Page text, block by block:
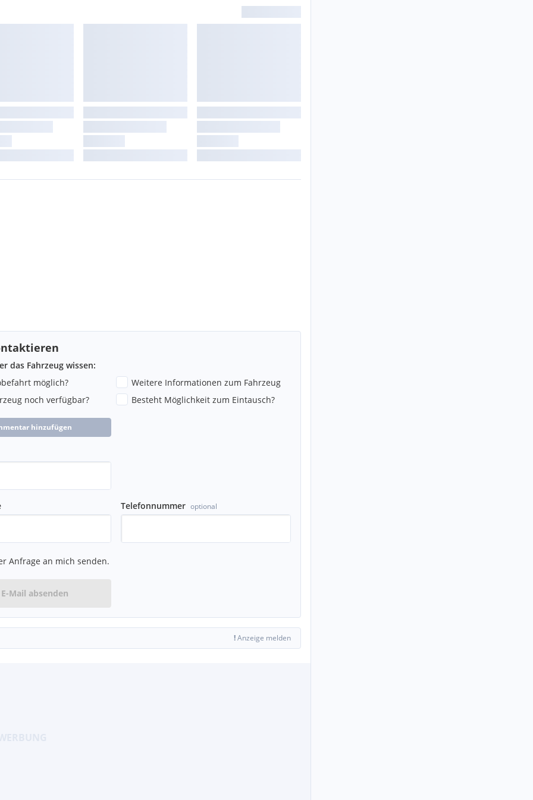
das Fahrzeug wissen:
möglich?
Weitere Informationen zum Fahrzeug
noch verfügbar?
Besteht Möglichkeit zum Eintausch?
hinzufügen
Telefonnummer optional
Anfrage an mich senden.
E-Mail absenden
!Anzeige melden